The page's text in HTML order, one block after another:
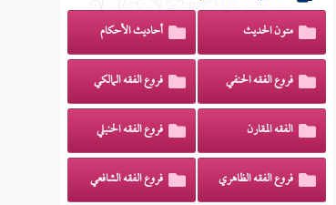
متون الحديث أحاديث الأحكام
فروع الفقه الحنفي فروع الفقه المالكي
الفقه المقارن فروع الفقه الحنبلي
فروع الفقه الظاهري فروع الفقه الشافعي